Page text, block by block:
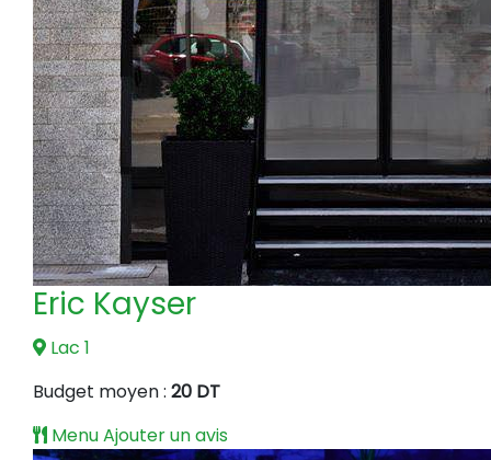
Eric Kayser
Lac 1
Budget moyen : 20 DT
MenuAjouter un avis